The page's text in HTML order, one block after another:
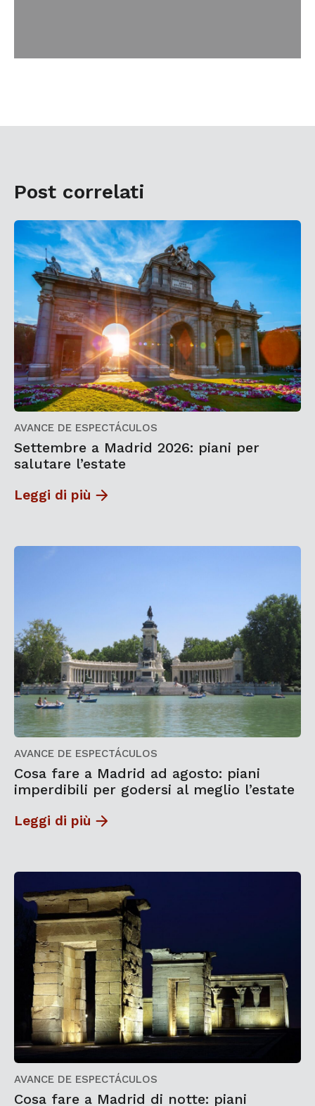
Post correlati
AVANCE DE ESPECTÁCULOS
Settembre a Madrid 2026: piani per
salutare l’estate
Leggi di più
AVANCE DE ESPECTÁCULOS
Cosa fare a Madrid ad agosto: piani
imperdibili per godersi al meglio l’estate
Leggi di più
AVANCE DE ESPECTÁCULOS
Cosa fare a Madrid di notte: piani